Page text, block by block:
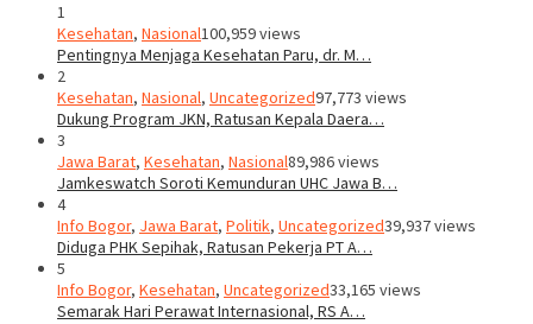
1
Kesehatan, Nasional100,959 views
Pentingnya Menjaga Kesehatan Paru, dr. M…
2
Kesehatan, Nasional, Uncategorized97,773 views
Dukung Program JKN, Ratusan Kepala Daera…
3
Jawa Barat, Kesehatan, Nasional89,986 views
Jamkeswatch Soroti Kemunduran UHC Jawa B…
4
Info Bogor, Jawa Barat, Politik, Uncategorized39,937 views
Diduga PHK Sepihak, Ratusan Pekerja PT A…
5
Info Bogor, Kesehatan, Uncategorized33,165 views
Semarak Hari Perawat Internasional, RS A…